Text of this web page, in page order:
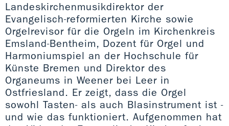
Landeskirchenmusikdirektor der
Evangelisch-reformierten Kirche sowie
Orgelrevisor für die Orgeln im Kirchenkreis
Emsland-Bentheim, Dozent für Orgel und
Harmoniumspiel an der Hochschule für
Künste Bremen und Direktor des
Organeums in Weener bei Leer in
Ostfriesland. Er zeigt, dass die Orgel
sowohl Tasten- als auch Blasinstrument ist -
und wie das funktioniert. Aufgenommen hat